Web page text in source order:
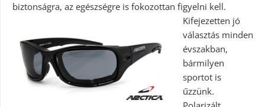
biztonságra, az egészségre is fokozottan figyelni kell.
Kifejezetten jó
választás minden
évszakban,
bármilyen
sportot is
űzzünk.